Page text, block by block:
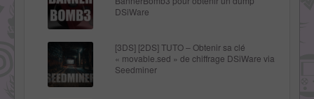
DSiWare
[3DS] [2DS] TUTO – Obtenir sa clé
« movable.sed » de chiffrage DSiWare via
Seedminer